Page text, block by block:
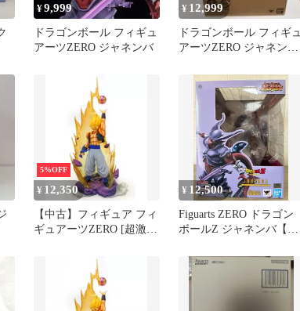
¥9,999
ドラゴンボール フィギュ
アーツZERO ジャネンバ
¥ 12,999
ドラゴンボール フィギュ
アーツZERO ジャネンバ
5%OFF
¥ 12,350
【中古】フィギュア フィ
ギュアーツZERO [超激
ータ-復活のフュージョ
ン- 「ドラゴンボールZ
復活のフュージョン!!悟
空とベジータ」 魂ウェブ
¥ 12,500
Figuarts ZERO ドラゴン
ボールZ ジャネンバ【未